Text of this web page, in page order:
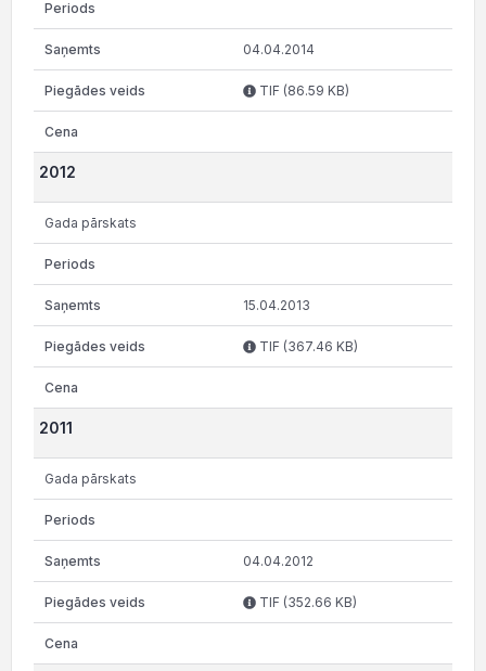
04.04.2014
TIF (86.59 KB)
2012
Gada pārskats
15.04.2013
TIF (367.46 KB)
2011
Gada pārskats
04.04.2012
TIF (352.66 KB)